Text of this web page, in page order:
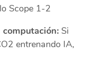
Scope 1-2
Si
entrenando IA,